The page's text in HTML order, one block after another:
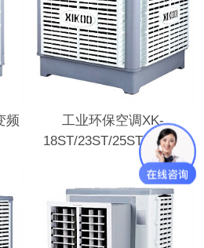
频
工业环保空调XK-
18ST/23ST/25ST变频款